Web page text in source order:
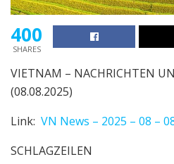
400
SHARES
VIETNAM – NACHRICHTEN
(08.08.2025)
Link: VN News – 2025 – 08 –
SCHLAGZEILEN